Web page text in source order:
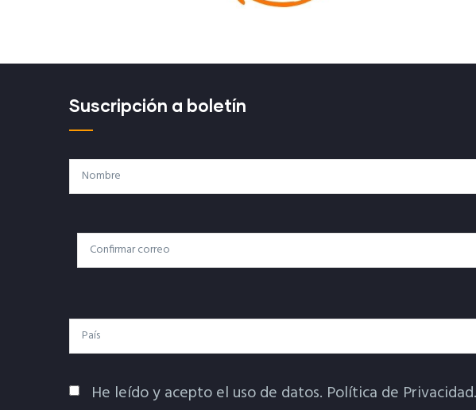
Suscripción a boletín
Nombre
Correo
Electrónico
Correo Electrónico
País
Política De Privacidad
He leído y acepto el uso de datos. Política de Privacidad.